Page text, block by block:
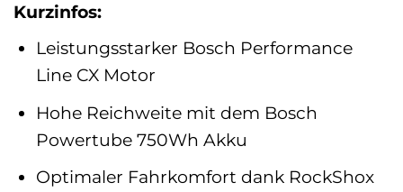
Kurzinfos:
Leistungsstarker Bosch Performance
Line CX Motor
Hohe Reichweite mit dem Bosch
Powertube 750Wh Akku
Optimaler Fahrkomfort dank RockShox